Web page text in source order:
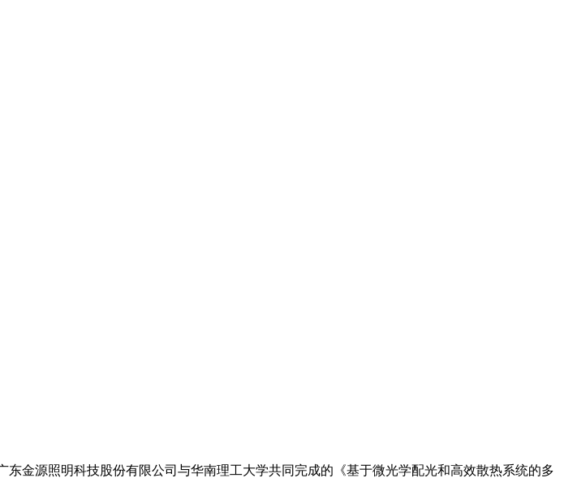
金源照明科技股份有限公司与华南理工大学共同完成的《基于微光学配光和高效散热系统的多